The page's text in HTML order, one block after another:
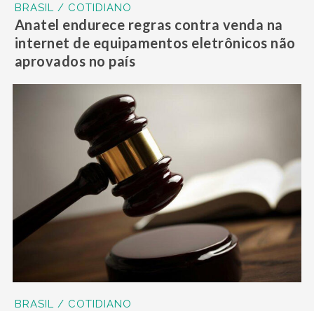
BRASIL / COTIDIANO
Anatel endurece regras contra venda na
internet de equipamentos eletrônicos não
aprovados no país
BRASIL / COTIDIANO